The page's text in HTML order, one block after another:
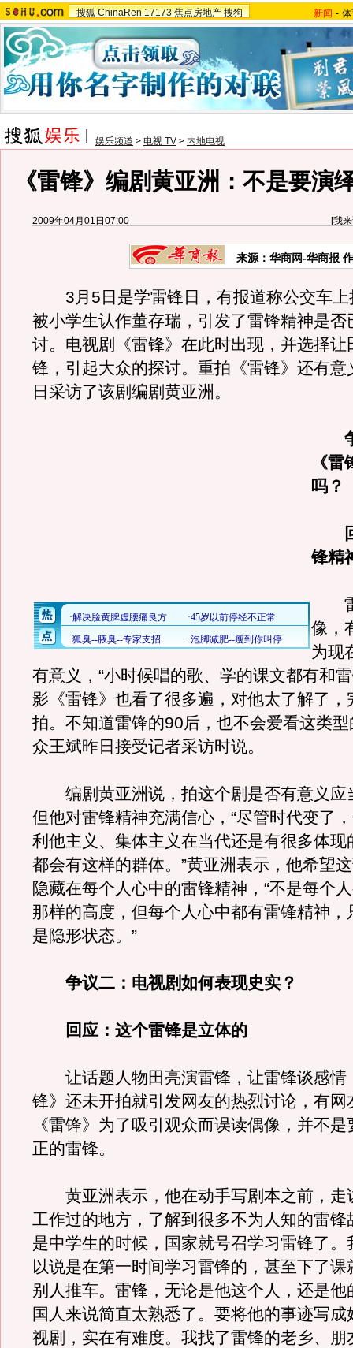
搜狐 ChinaRen 17173 焦点房地产 搜狗 新闻 -
娱乐频道 > 电视 TV > 内地电视
《雷锋》编剧黄亚洲：不是要演
2009年04月01日07:00 [我
来源：华商网-华商报
3月5日是学雷锋日，有报道称公交车上
被小学生认作董存瑞，引发了雷锋精神是否
讨。电视剧《雷锋》在此时出现，并选择让
锋，引起大众的探讨。重拍《雷锋》还有意
日采访了该剧编剧黄亚洲。
《
吗？
锋精
雷
像，
为现
有意义，“小时候唱的歌、学的课文都有和
影《雷锋》也看了很多遍，对他太了解了，
拍。不知道雷锋的90后，也不会爱看这类型
众王斌昨日接受记者采访时说。
编剧黄亚洲说，拍这个剧是否有意义应
但他对雷锋精神充满信心，“尽管时代变了
利他主义、集体主义在当代还是有很多体现
都会有这样的群体。”黄亚洲表示，他希望
隐藏在每个人心中的雷锋精神，“不是每个
那样的高度，但每个人心中都有雷锋精神，
是隐形状态。”
争议二：电视剧如何表现史实？
回应：这个雷锋是立体的
让话题人物田亮演雷锋，让雷锋谈感情
锋》还未开拍就引发网友的热烈讨论，有网
《雷锋》为了吸引观众而误读偶像，并不
正的雷锋。
黄亚洲表示，他在动手写剧本之前，走
工作过的地方，了解到很多不为人知的雷锋
是中学生的时候，国家就号召学习雷锋了。
以说是在第一时间学习雷锋的，甚至下了课
别人推车。雷锋，无论是他这个人，还是他
国人来说简直太熟悉了。要将他的事迹写
视剧，实在有难度。我找了雷锋的老乡、朋